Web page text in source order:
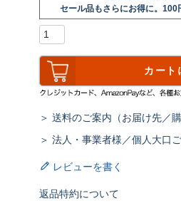
セール品もさらにお得に。100
カート
＞ 送料のご案内（お届け先／
＞ 法人・事業者様／個人大口
レビューを書く
返品特約について